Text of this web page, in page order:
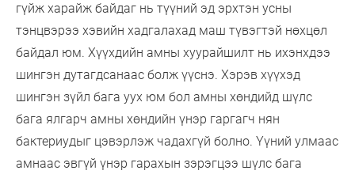
гүйж харайж байдаг нь түүний эд эрхтэн усны
тэнцвэрээ хэвийн хадгалахад маш түвэгтэй нөхцөл
байдал юм. Хүүхдийн амны хуурайшилт нь ихэнхдээ
шингэн дутагдсанаас болж үүснэ. Хэрэв хүүхэд
шингэн зүйл бага уух юм бол амны хөндийд шүлс
бага ялгарч амны хөндийн үнэр гаргагч нян
бактериудыг цэвэрлэж чадахгүй болно. Үүний улмаас
амнаас эвгүй үнэр гарахын зэрэгцээ шүлс бага